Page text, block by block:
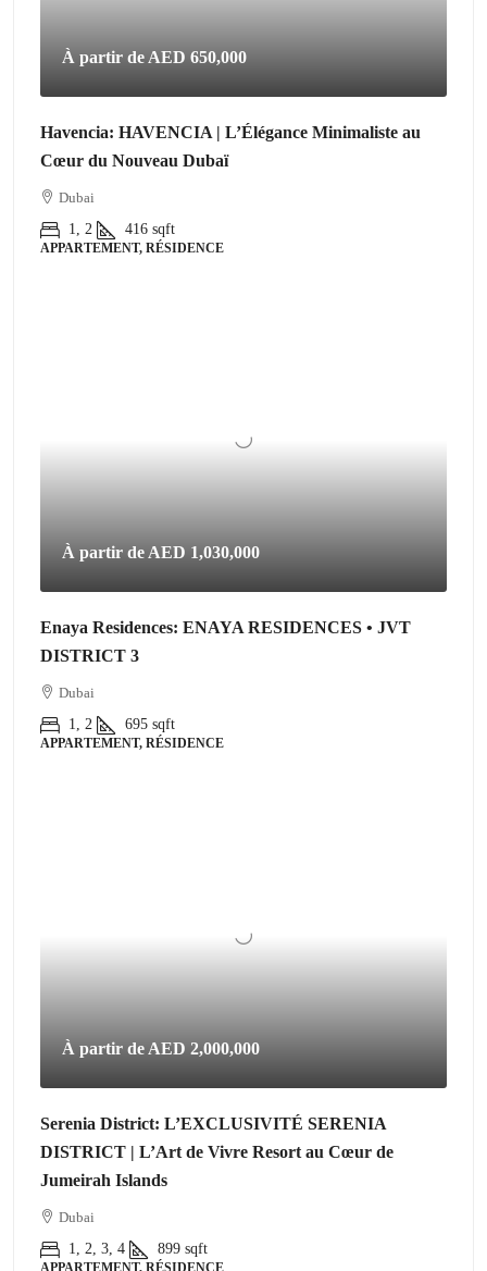
À partir de AED 650,000
Havencia: HAVENCIA | L’Élégance Minimaliste au
Cœur du Nouveau Dubaï
Dubai
1, 2
416 sqft
APPARTEMENT, RÉSIDENCE
À partir de AED 1,030,000
Enaya Residences: ENAYA RESIDENCES • JVT
DISTRICT 3
Dubai
1, 2
695 sqft
APPARTEMENT, RÉSIDENCE
À partir de AED 2,000,000
Serenia District: L’EXCLUSIVITÉ SERENIA
DISTRICT | L’Art de Vivre Resort au Cœur de
Jumeirah Islands
Dubai
1, 2, 3, 4
899 sqft
APPARTEMENT, RÉSIDENCE